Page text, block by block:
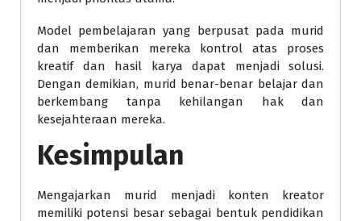
Model pembelajaran yang berpusat pada murid
dan memberikan mereka kontrol atas proses
kreatif dan hasil karya dapat menjadi solusi.
Dengan demikian, murid benar-benar belajar dan
berkembang tanpa kehilangan hak dan
kesejahteraan mereka.
Kesimpulan
Mengajarkan murid menjadi konten kreator
memiliki potensi besar sebagai bentuk pendidikan